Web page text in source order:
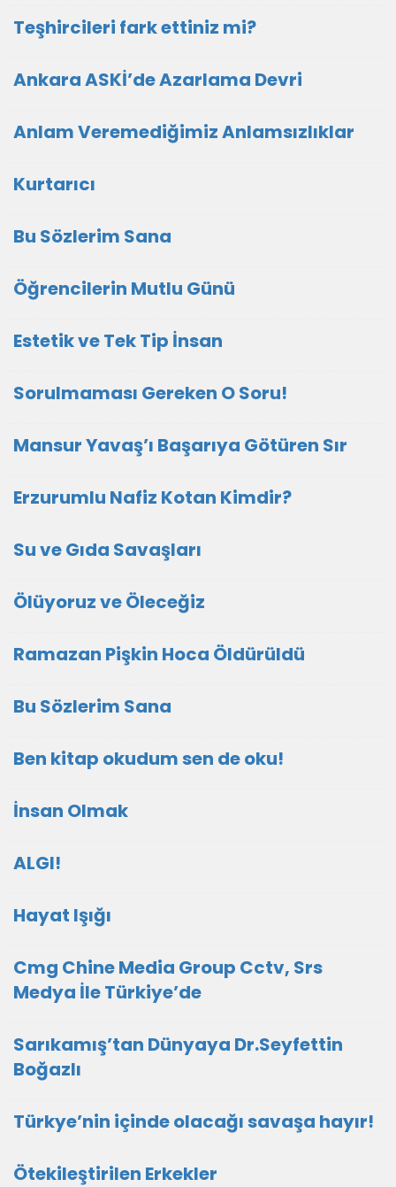
Teşhircileri fark ettiniz mi?
Ankara ASKİ’de Azarlama Devri
Anlam Veremediğimiz Anlamsızlıklar
Kurtarıcı
Bu Sözlerim Sana
Öğrencilerin Mutlu Günü
Estetik ve Tek Tip İnsan
Sorulmaması Gereken O Soru!
Mansur Yavaş’ı Başarıya Götüren Sır
Erzurumlu Nafiz Kotan Kimdir?
Su ve Gıda Savaşları
Ölüyoruz ve Öleceğiz
Ramazan Pişkin Hoca Öldürüldü
Bu Sözlerim Sana
Ben kitap okudum sen de oku!
İnsan Olmak
ALGI!
Hayat Işığı
Cmg Chine Media Group Cctv, Srs
Medya İle Türkiye’de
Sarıkamış’tan Dünyaya Dr.Seyfettin
Boğazlı
Türkye’nin içinde olacağı savaşa hayır!
Ötekileştirilen Erkekler